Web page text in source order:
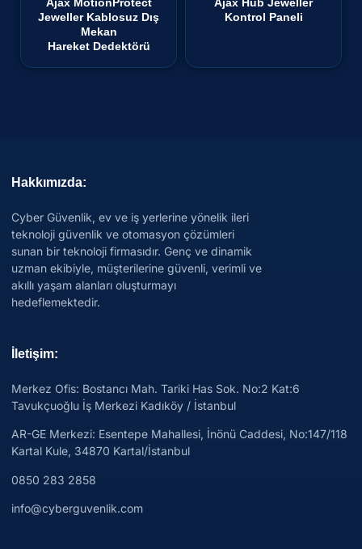
Jeweller Kablosuz Dış
Mekan
Hareket Dedektörü
Kontrol Paneli
Hakkımızda:
Cyber Güvenlik, ev ve iş yerlerine yönelik ileri
teknoloji güvenlik ve otomasyon çözümleri
sunan bir teknoloji firmasıdır. Genç ve dinamik
uzman ekibiyle, müşterilerine güvenli, verimli ve
akıllı yaşam alanları oluşturmayı
hedeflemektedir.
İletişim:
Merkez Ofis: Bostancı Mah. Tariki Has Sok. No:2 Kat:6
Tavukçuoğlu İş Merkezi Kadıköy / İstanbul
AR-GE Merkezi: Esentepe Mahallesi, İnönü Caddesi, No:147/118
Kartal Kule, 34870 Kartal/İstanbul
0850 283 2858
info@cyberguvenlik.com